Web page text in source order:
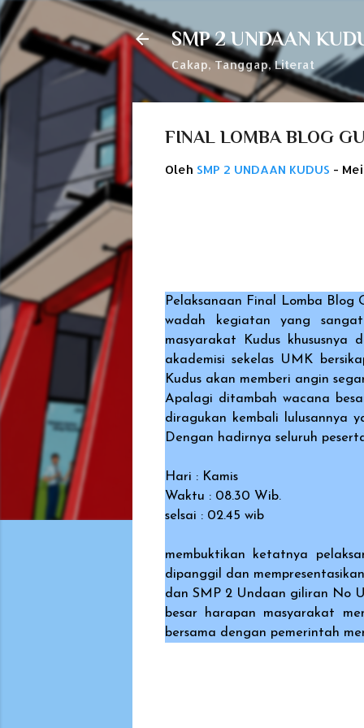
SMP 2 UNDAAN
Cakap, Tanggap, Literat
FINAL LOMBA BLOG
Oleh SMP 2 UNDAAN KUDUS -
Pelaksanaan Final Lomba Blog
wadah kegiatan yang
masyarakat Kudus
akademisi sekelas UMK
Kudus akan memberi angin
Apalagi ditambah wacana
diragukan kembali lulusannya
Dengan hadirnya seluruh
Hari : Kamis
Waktu : 08.30 Wib.
selsai : 02.45 wib
membuktikan ketatnya
dipanggil dan
dan SMP 2 Undaan giliran No
besar harapan masyarakat
bersama dengan pemerintah